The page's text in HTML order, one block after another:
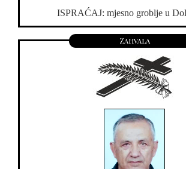
ISPRAĆAJ: mjesno groblje u
Zahvala